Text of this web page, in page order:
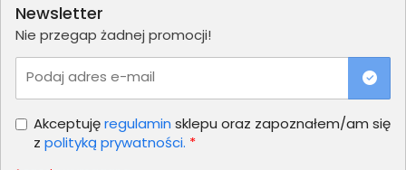
Newsletter
Nie przegap żadnej promocji!
Podaj adres e-mail
Akceptujęregulamin sklepu oraz zapoznałem/am się
z polityką prywatności. *